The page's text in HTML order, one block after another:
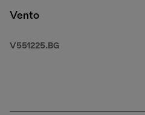
Vento
V551225.BG